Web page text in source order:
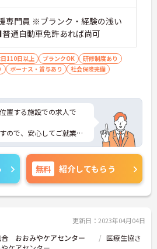
専門員 ※ブランク・経験の浅い
通自動車免許あれば尚可
110日以上 ブランクOK
研修制度あり
ボーナス・賞与あり
社会保険完備
置する施設での求人で
ので、安心してご就業し
業も少なめですので、プ
やすいです！
にお問い合わせくださ
無料 紹介してもらう
更新日：2023年04月04日
合 おおみやケアセンター
医療生協さ